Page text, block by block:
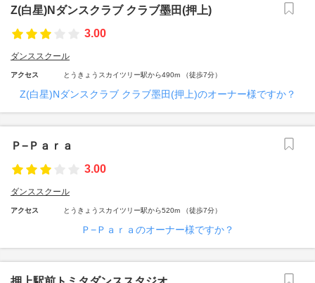
Z(白星)Nダンスクラブ クラブ墨田(押上)
3.00
ダンススクール
アクセス とうきょうスカイツリー駅から490m （徒歩7分）
Z(白星)Nダンスクラブ クラブ墨田(押上)のオーナー様ですか？
Ｐ−Ｐａｒａ
3.00
ダンススクール
アクセス とうきょうスカイツリー駅から520m （徒歩7分）
Ｐ−Ｐａｒａのオーナー様ですか？